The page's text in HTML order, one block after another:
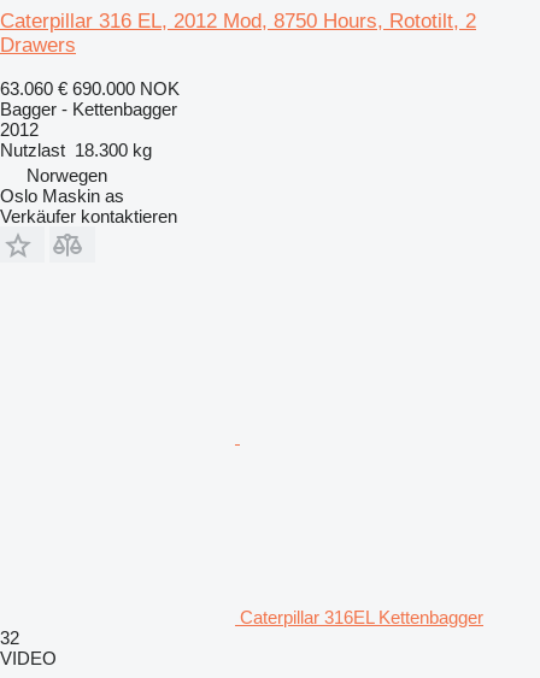
Caterpillar 316 EL, 2012 Mod, 8750 Hours, Rototilt, 2
Drawers
63.060 € 690.000 NOK
Bagger - Kettenbagger
2012
Nutzlast 18.300 kg
Norwegen
Oslo Maskin as
Verkäufer kontaktieren
Caterpillar 316EL Kettenbagger
32
VIDEO